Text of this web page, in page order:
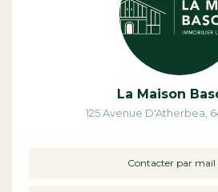
La Maison
125 Avenue D'Atherbea
Contacter par mail